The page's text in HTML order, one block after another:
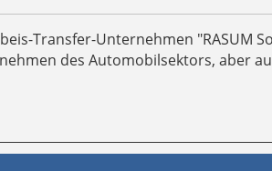
Transfer-Unternehmen "RASUM
des Automobilsektors, aber